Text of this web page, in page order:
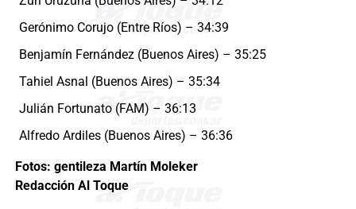
Gerónimo Corujo (Entre Ríos) – 34:39
Benjamín Fernández (Buenos Aires) – 35:25
Tahiel Asnal (Buenos Aires) – 35:34
Julián Fortunato (FAM) – 36:13
Alfredo Ardiles (Buenos Aires) – 36:36
Fotos: gentileza Martín Moleker
Redacción Al Toque